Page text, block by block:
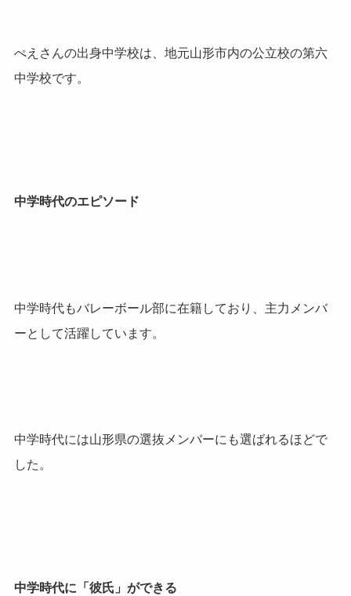
ぺえさんの出身中学校は、地元山形市内の公立校の第六
中学校です。
中学時代のエピソード
中学時代もバレーボール部に在籍しており、主力メンバ
ーとして活躍しています。
中学時代には山形県の選抜メンバーにも選ばれるほどで
した。
中学時代に「彼氏」ができる